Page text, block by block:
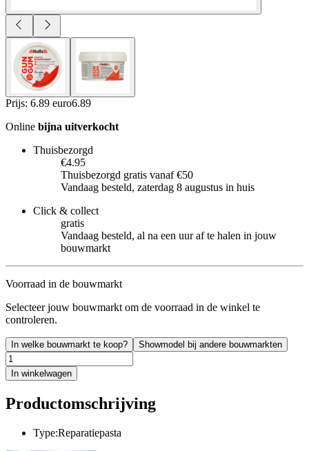
Prijs: 6.89 euro6.89
Online bijna uitverkocht
Thuisbezorgd
€4.95
Thuisbezorgd gratis vanaf €50
Vandaag besteld, zaterdag 8 augustus in huis
Click & collect
gratis
Vandaag besteld, al na een uur af te halen in jouw
bouwmarkt
Voorraad in de bouwmarkt
Selecteer jouw bouwmarkt om de voorraad in de winkel te
controleren.
In welke bouwmarkt te koop? Showmodel bij andere bouwmarkten
In winkelwagen
Productomschrijving
Type:Reparatiepasta